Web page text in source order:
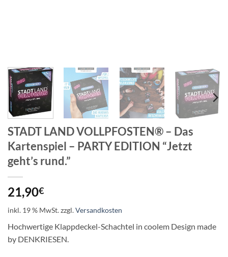
STADT LAND VOLLPFOSTEN® – Das
Kartenspiel – PARTY EDITION “Jetzt
geht’s rund.”
21,90€
inkl. 19 % MwSt.zzgl.Versandkosten
Hochwertige Klappdeckel-Schachtel in coolem Design made
by DENKRIESEN.